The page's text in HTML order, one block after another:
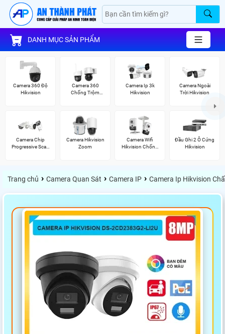
DANH MỤC SẢN PHẨM
Camera 360 Độ
Hikvision
Camera 360
Chống Trộm
Camera Ip 3k
Hikvision
Camera Ngoài
Trời Hikvision
Camera Chip
Progressive Scan
Camera Hikvision
Zoom
Camera Wifi
Hikvision Chống
Đầu Ghi 2 Ổ Cứng
Hikvision
Trang chủ › Camera Quan Sát › Camera IP › Camera Ip Hikvision